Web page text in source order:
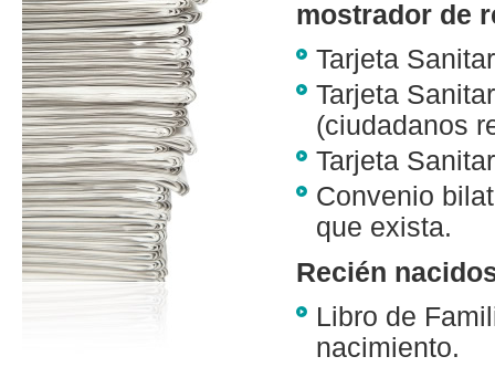
mostrador de
Tarjeta
Tarjeta
(ciudadanos
Tarjeta
Convenio
que exista.
Recién
Libro de
nacimiento.